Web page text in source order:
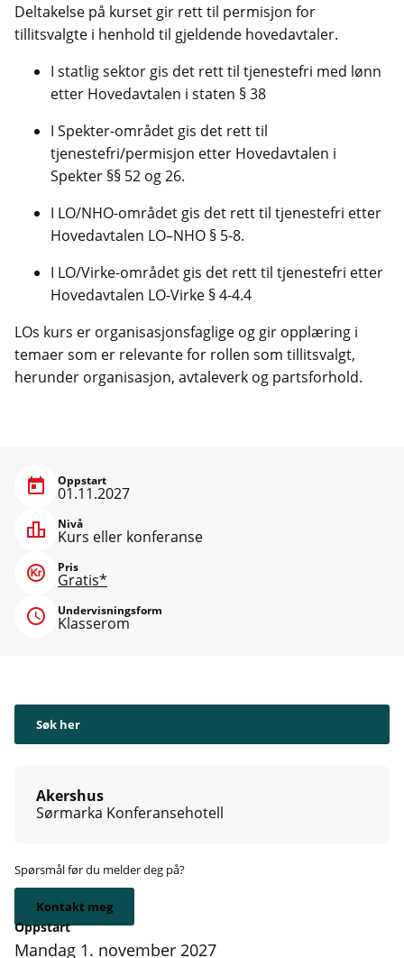
Deltakelse på kurset gir rett til permisjon for
tillitsvalgte i henhold til gjeldende hovedavtaler.
I statlig sektor gis det rett til tjenestefri med lønn
etter Hovedavtalen i staten § 38
I Spekter-området gis det rett til
tjenestefri/permisjon etter Hovedavtalen i
Spekter §§ 52 og 26.
I LO/NHO-området gis det rett til tjenestefri etter
Hovedavtalen LO–NHO § 5-8.
I LO/Virke-området gis det rett til tjenestefri etter
Hovedavtalen LO-Virke § 4-4.4
LOs kurs er organisasjonsfaglige og gir opplæring i
temaer som er relevante for rollen som tillitsvalgt,
herunder organisasjon, avtaleverk og partsforhold.
Oppstart
01.11.2027
Nivå
Kurs eller konferanse
Pris
Gratis*
Undervisningsform
Klasserom
Søk her
Akershus
Sørmarka Konferansehotell
Spørsmål før du melder deg på?
Kontakt meg
Oppstart
mandag 1. november 2027